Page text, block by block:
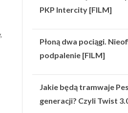
PKP Intercity [FILM]
Płoną dwa pociągi.
podpalenie [FILM]
Jakie będą tramwaje
generacji? Czyli Twist